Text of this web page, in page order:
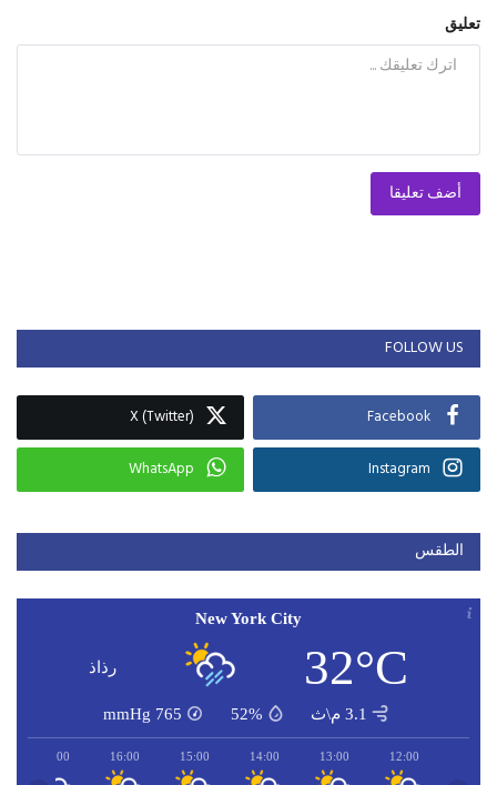
تعليق
أضف تعليقا
FOLLOW US
Facebook
X (Twitter)
Instagram
WhatsApp
الطقس
New York City
32°C رذاذ
3.1 م\ث 52%
765
mmHg
12:00
13:00
14:00
15:00
16:00
17:00